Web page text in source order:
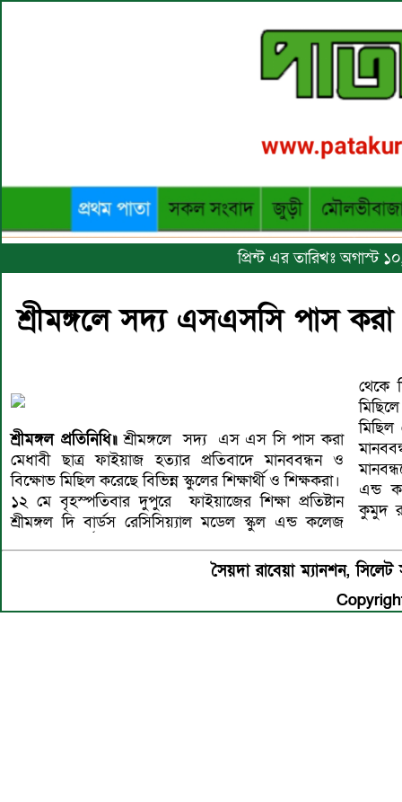
প্রিন্ট এর তারিখঃ অগাস্ট
শ্রীমঙ্গলে সদ্য এসএসসি পাস
শ্রীমঙ্গল প্রতিনিধি॥ শ্রীমঙ্গলে সদ্য এস এস সি পাস করা
মেধাবী ছাত্র ফাইয়াজ হত্যার প্রতিবাদে মানববন্ধন ও
বিক্ষোভ মিছিল করেছে বিভিন্ন স্কুলের শিক্ষার্থী ও শিক্ষকরা।
১২ মে বৃহস্পতিবার দুপুরে ফাইয়াজের শিক্ষা প্রতিষ্টান
শ্রীমঙ্গল দি বার্ডস রেসিসিয়্যাল মডেল স্কুল এন্ড কলেজ
থেকে
মিছিল
এন্ড
কুমুদ
সৈয়দা রাবেয়া ম্যানশন,